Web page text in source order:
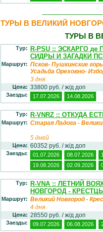
ТУРЫ В ВЕЛИКИЙ
ТУРЫ В
Тур: R-PSU :: ЭСКАРГО
СИДРЫ И ЗАГАДКИ
Маршрут: Псков- Пушкинские
Усадьба Ореховно-
3 дня
Цена: 33800 руб. / ж/д доп
Заезды: 17.07.2026 14.08.2026
Тур: R-VNRZ :: ОТКУДА
Маршрут: Старая Ладога -
5 дней
Цена: 60352 руб. / ж/д доп
Заезды: 01.07.2026 08.07.2026
19.08.2026
02.09.2026
Тур: R-VNA :: ЛЕТНИЙ
НОВГОРОД -
Маршрут: Великий Новгород -
4 дня
Цена: 28550 руб. / ж/д доп
Заезды: 09.07.2026 06.08.2026